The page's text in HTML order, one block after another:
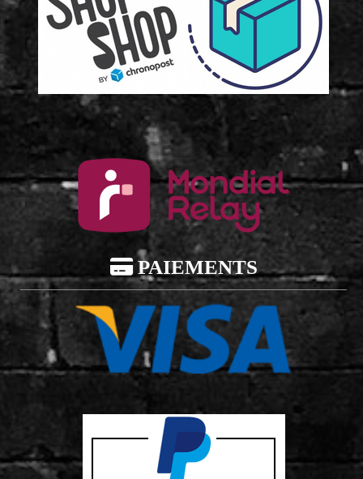
 PAIEMENTS